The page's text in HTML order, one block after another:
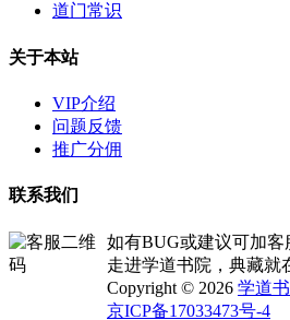
道门常识
关于本站
VIP介绍
问题反馈
推广分佣
联系我们
如有BUG或建议可加客
走进学道书院，典藏就
Copyright © 2026 学道
京ICP备17033473号-4